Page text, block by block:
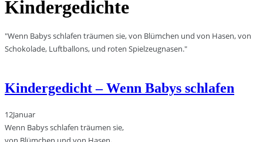
Kindergedichte
"Wenn Babys schlafen träumen sie, von Blümchen und von Hasen, von
Schokolade, Luftballons, und roten Spielzeugnasen."
Kindergedicht – Wenn Babys schlafen
12Januar
Wenn Babys schlafen träumen sie,